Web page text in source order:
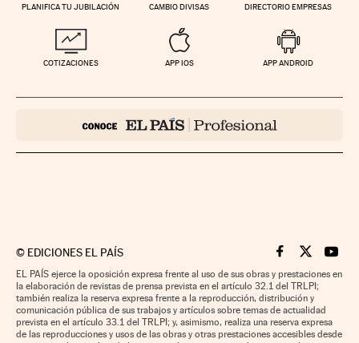
PLANIFICA TU JUBILACIÓN CAMBIO DIVISAS DIRECTORIO EMPRESAS
COTIZACIONES APP IOS APP ANDROID
© EDICIONES EL PAÍS Cinco Días en
Cinco Días
Cinco
EL PAÍS ejerce la oposición expresa frente al uso de sus obras y prestaciones en
la elaboración de revistas de prensa prevista en el artículo 32.1 del TRLPI;
también realiza la reserva expresa frente a la reproducción, distribución y
comunicación pública de sus trabajos y artículos sobre temas de actualidad
prevista en el artículo 33.1 del TRLPI; y, asimismo, realiza una reserva expresa
de las reproducciones y usos de las obras y otras prestaciones accesibles desde